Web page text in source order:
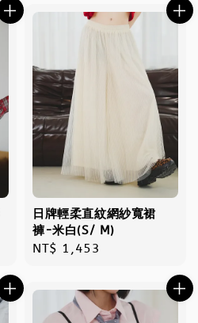
日牌輕柔直紋網紗寬裙
褲-米白(S/ M)
Regular
NT$ 1,453